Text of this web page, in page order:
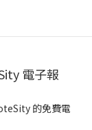
電子報
的免費電